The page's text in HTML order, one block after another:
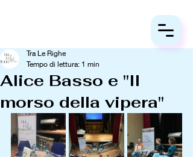
Alice Basso e "Il
morso della vipera"
Tra Le Righe
Tempo di lettura: 1 min